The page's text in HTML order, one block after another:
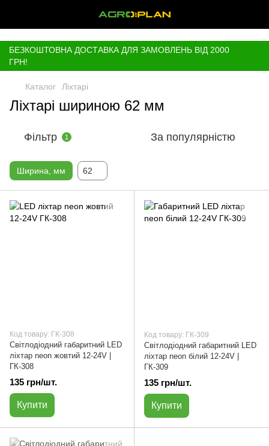
БЕЗКОШТОВНА ДОСТАВКА ДЛЯ ЗАМОВЛЕНЬ ВІД 2000
ГРН!
Каталог Ліхтарі
Ліхтарі шириною 62 мм
Фільтр 1 За популярністю
Ширина, мм 62
Код товару: ГК-308
Світлодіодний габаритний LED
ліхтар neon жовтий 12-24V |
ГК-308
135 грн/шт.
Купити
Код товару: ГК-309
Світлодіодний габаритний LED
ліхтар neon білий 12-24V |
ГК-309
135 грн/шт.
Купити